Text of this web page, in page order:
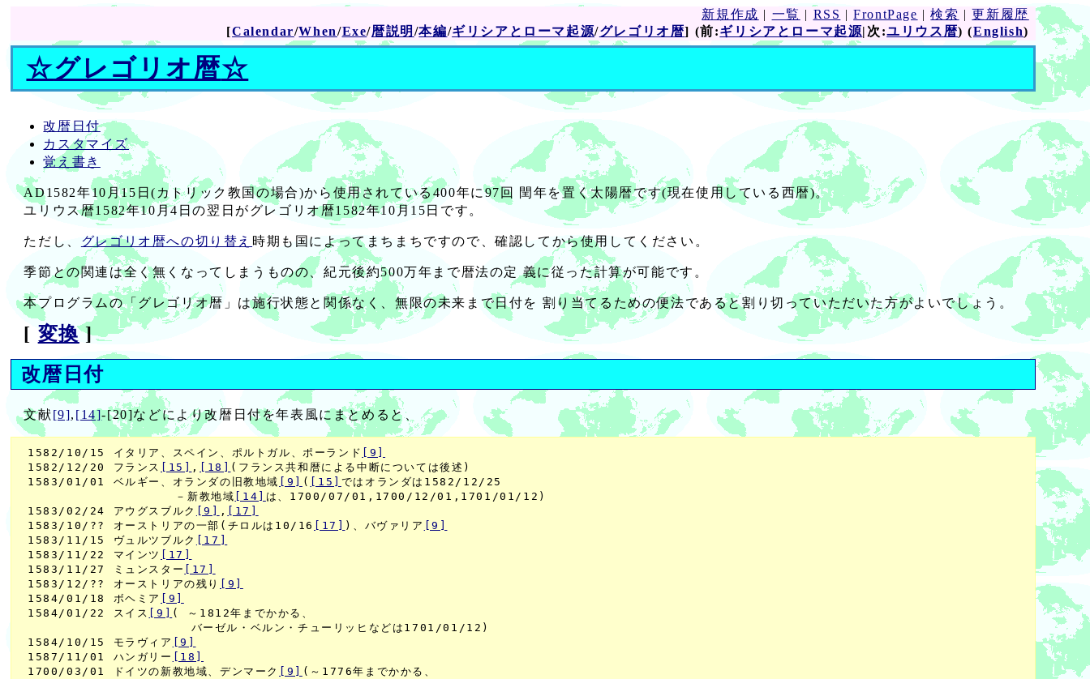
新規作成 | 一覧 | RSS |FrontPage |検索 |更新履歴
[Calendar/When/Exe/暦説明 /本編/ギリシアとローマ起源/グレゴリオ暦] (前:ギリシアとローマ起源|次:ユリウス暦) (English)
☆グレゴリオ暦☆
改暦日付
カスタマイズ
覚え書き
AD1582年10月15日(カトリック教国の場合)から使用されている400年に97回 閏年を置く太陽暦です(現在使用している西暦)。
ユリウス暦1582年10月4日の翌日がグレゴリオ暦1582年10月15日です。
ただし、 グレゴリオ暦への切り替え 時期も国によってまちまちですので、確認してから使用してください。
季節との関連は全く無くなってしまうものの、紀元後約500万年まで暦法の定 義に従った計算が可能です。
本プログラムの「グレゴリオ暦」は施行状態と関係なく、無限の未来まで日付を 割り当てるための便法であると割り切っていただいた方がよいでしょう。
[ 変換]
改暦日付
文献[9], [14]-[20]などにより改暦日付を年表風にまとめると、
1582/10/15 イタリア、スペイン、ポルトガル、ポーランド
[9]
1582/12/20 フランス
[15] , [18]
(フランス共和暦による中断については後述)
1583/01/01 ベルギー、オランダの旧教地域
[9] ( [15] ではオランダは1582/12/25
                    －新教地域
[14] は、1700/07/01,1700/12/01,1701/01/12)
1583/02/24 アウグスブルク
[9] ,
[17]
1583/10/?? オーストリアの一部(チロルは10/16
[17] )、バヴァリア
[9]
1583/11/15 ヴュルツブルク
[17]
1583/11/22 マインツ
[17]
1583/11/27 ミュンスター
[17]
1583/12/?? オーストリアの残り
[9]
1584/01/18 ボヘミア
[9]
1584/01/22 スイス
[9]
( ～1812年までかかる、
                      バーゼル・ベルン・チューリッヒなどは1701/01/12)
1584/10/15 モラヴィア
[9]
1587/11/01 ハンガリー
[18]
1700/03/01 ドイツの新教地域、デンマーク
[9]
(～1776年までかかる、